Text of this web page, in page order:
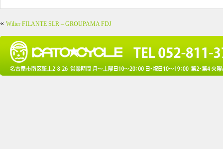
« Wilier FILANTE SLR – GROUPAMA FDJ